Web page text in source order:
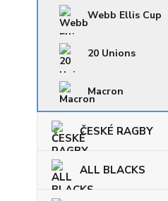
Webb Ellis Cup
20 Unions
Macron
ČESKÉ RAGBY
ALL BLACKS